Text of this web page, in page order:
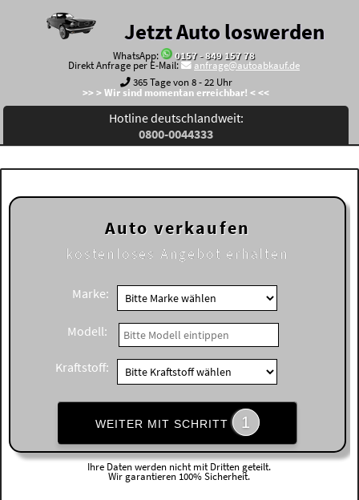
Jetzt Auto loswerden
WhatsApp:
0157 - 849 157 78
Direkt Anfrage per E-Mail:
anfrage@autoabkauf.de
365 Tage von 8 - 22 Uhr
>> > Wir sind momentan erreichbar! < <<
Hotline deutschlandweit:
0800-0044333
Auto verkaufen
kostenloses Angebot erhalten
Marke:
Modell:
Kraftstoff:
WEITER MIT SCHRITT 1
Ihre Daten werden nicht mit Dritten geteilt.
Wir garantieren 100% Sicherheit.